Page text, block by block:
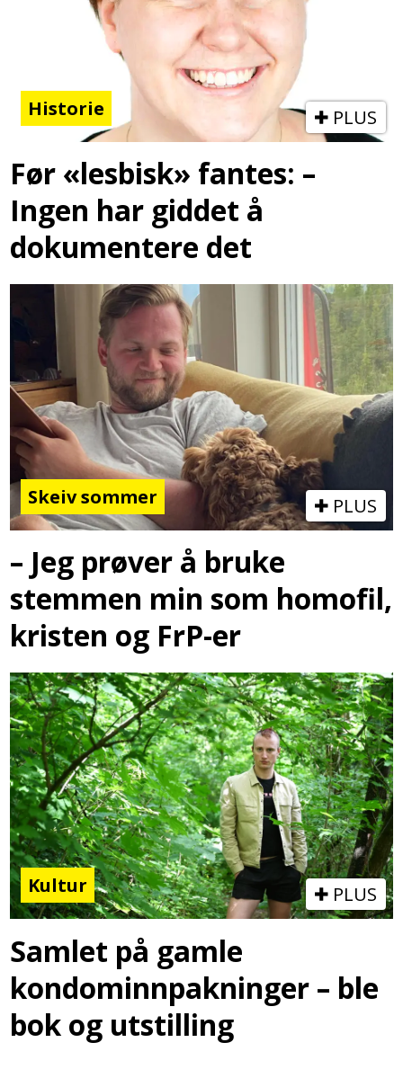
Historie PLUS
Før «lesbisk» fantes: –
Ingen har giddet å
dokumentere det
Skeiv sommer PLUS
– Jeg prøver å bruke
stemmen min som homofil,
kristen og FrP-er
Kultur PLUS
Samlet på gamle
kondominnpakninger – ble
bok og utstilling